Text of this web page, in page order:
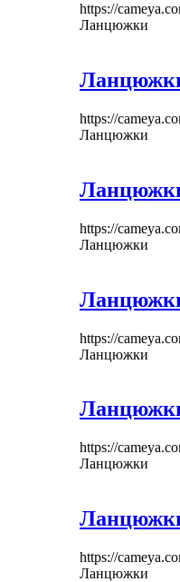
https://
Ланцюжки
https://
Ланцюжки
https://
Ланцюжки
https://
Ланцюжки
https://
Ланцюжки
https://
Ланцюжки